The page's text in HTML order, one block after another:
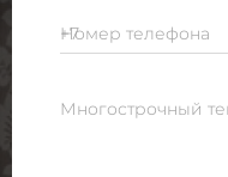
Номер телефона
Многострочный